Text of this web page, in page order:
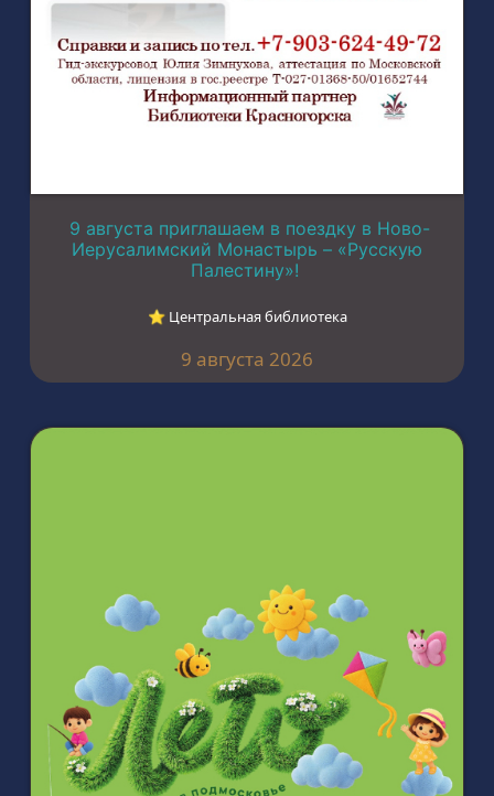
9 августа приглашаем в поездку в Ново-
Иерусалимский Монастырь – «Русскую
Палестину»!
⭐︎ Центральная библиотека
9 августа 2026